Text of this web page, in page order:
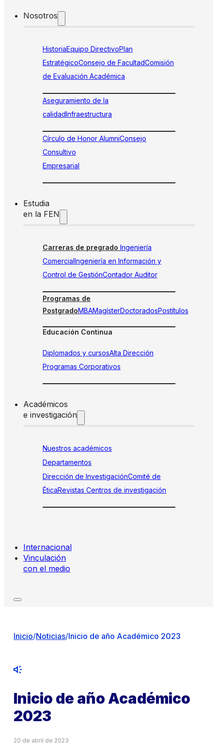
Nosotros
HistoriaEquipo DirectivoPlan
EstratégicoConsejo de FacultadComisión
de Evaluación Académica
Aseguramiento de la
calidadInfraestructura
Círculo de Honor AlumniConsejo
Consultivo
Empresarial
Estudia
en la FEN
Carreras de pregrado Ingeniería
ComercialIngeniería en Información y
Control de GestiónContador Auditor
Programas de
PostgradoMBAMagísterDoctoradosPostítulos
Educación Continua
Diplomados y cursosAlta Dirección
Programas Corporativos
Académicos
e investigación
Nuestros académicos
Departamentos
Dirección de InvestigaciónComité de
ÉticaRevistas Centros de investigación
Internacional
Vinculación
con el medio
Inicio/Noticias/Inicio de año Académico 2023
Inicio de año Académico
2023
20 de abril de 2023